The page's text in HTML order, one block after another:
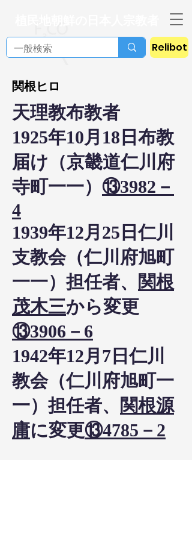
Relibot
関根ヒロ
天理教布教者
1925年10月18日布教
届け（京畿道仁川府
寺町一一） ⑬3982－
4
1939年12月25日仁川
支教会（仁川府旭町
一一）担任者、
関根
茂木三から変更
⑬3906－6
1942年12月7日仁川
教会（仁川府旭町一
一）担任者、
関根源
庸に変更⑬4785－2